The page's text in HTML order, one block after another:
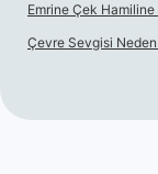
Emrine Çek Hamiline
Çevre Sevgisi